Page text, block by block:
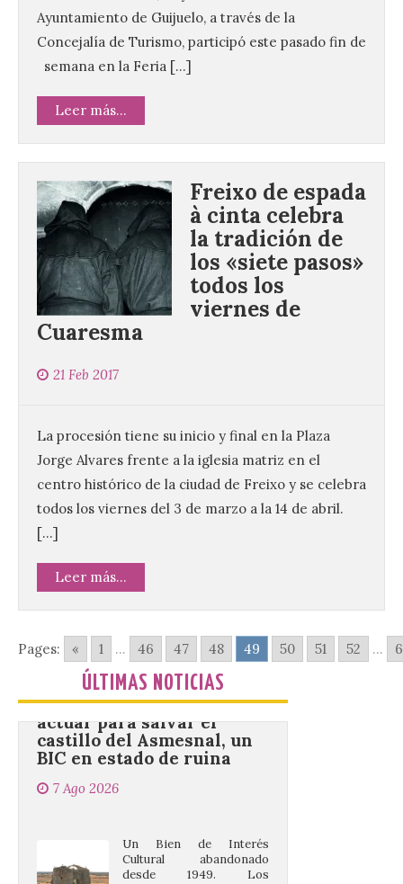
Ayuntamiento de Guijuelo, a través de la
Concejalía de Turismo, participó este pasado fin de
semana en la Feria […]
Leer más...
Freixo de espada
à cinta celebra
la tradición de
los «siete pasos»
todos los
viernes de
Cuaresma
21 Feb 2017
La procesión tiene su inicio y final en la Plaza
Jorge Alvares frente a la iglesia matriz en el
centro histórico de la ciudad de Freixo y se celebra
todos los viernes del 3 de marzo a la 14 de abril.
[…]
Leer más...
Pages: « 1 ... 46 47 48 49 50 51 52 ...
ÚLTIMAS NOTICIAS
La decimoctava fotografía
de León de…viaje nos llega
Parlamento Europeo en
Nueva edición de León de…viaje. Una
iniciativa organizado por la sección
juvenil de la Asociación Enróllate, la
Diario de Turismo, Ocio e Información
decimoctava fotografía de León de…viaje
nos […]
UPL insta a la Junta a
actuar para salvar el
castillo del Asmesnal, un
BIC en estado de ruina
7 Ago 2026
procuradores leonesistas
plantean que la Junta
contacte cuanto antes con los